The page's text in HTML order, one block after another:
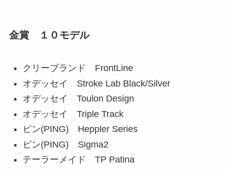
金賞 １０モデル
クリーブランド FrontLine
オデッセイ Stroke Lab Black/Silver
オデッセイ Toulon Design
オデッセイ Triple Track
ピン(PING) Heppler Series
ピン(PING) Sigma2
テーラーメイド TP Patina